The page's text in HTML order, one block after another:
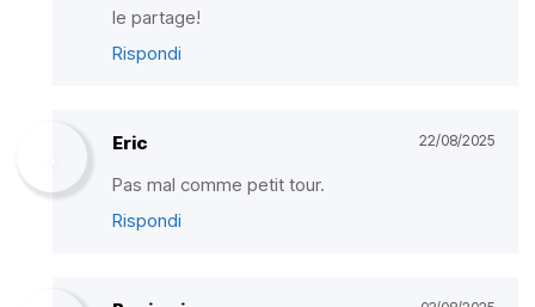
le partage!
Rispondi
Eric 22/08/2025
Pas mal comme petit tour.
Rispondi